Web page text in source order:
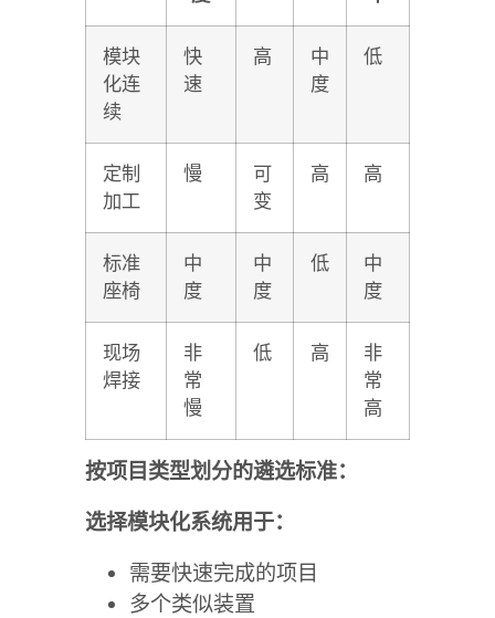
模块
化连
续
快
速
高
中
度
低
定制
加工
慢
可
变
高 高
标准
座椅
中
度
中
度
低
中
度
现场
焊接
非
常
慢
低 高
非
常
高
按项目类型划分的遴选标准：
选择模块化系统用于：
需要快速完成的项目
多个类似装置